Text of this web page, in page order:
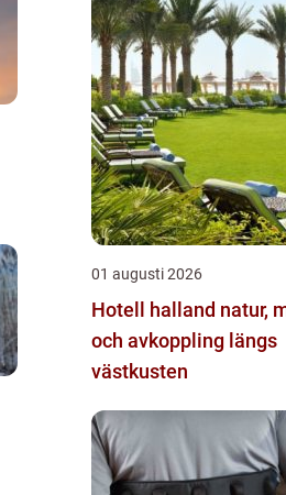
01 augusti 2026
Hotell halland natur, mat
och avkoppling längs
västkusten